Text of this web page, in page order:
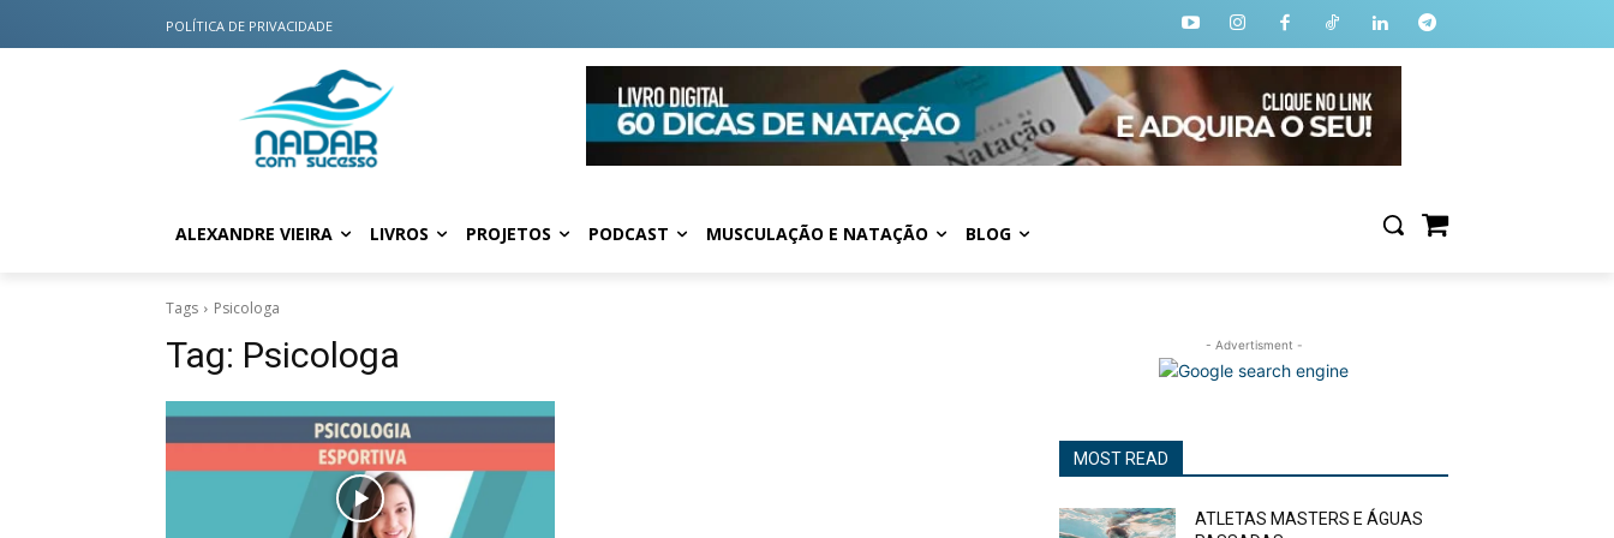
POLÍTICA DE PRIVACIDADE
ALEXANDRE VIEIRA LIVROS PROJETOS PODCAST MUSCULAÇÃO E NATAÇÃO BLOG
Tags Psicologa
Tag: Psicologa - Advertisment -
MOST READ
ATLETAS MASTERS E ÁGUAS